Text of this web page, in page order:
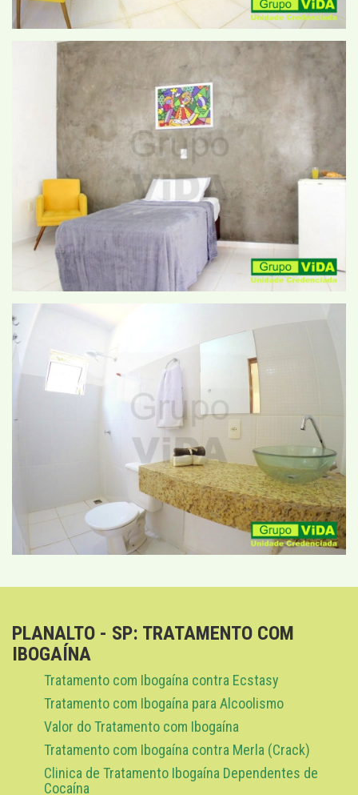
PLANALTO - SP: TRATAMENTO COM
IBOGAÍNA
Tratamento com Ibogaína contra Ecstasy
Tratamento com Ibogaína para Alcoolismo
Valor do Tratamento com Ibogaína
Tratamento com Ibogaína contra Merla (Crack)
Clinica de Tratamento Ibogaína Dependentes de
Cocaína